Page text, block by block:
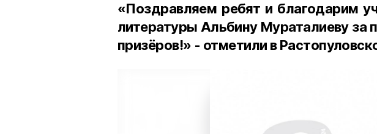
«Поздравляем ребят и благодарим
литературы Альбину Мураталиеву за
призёров!» - отметили в